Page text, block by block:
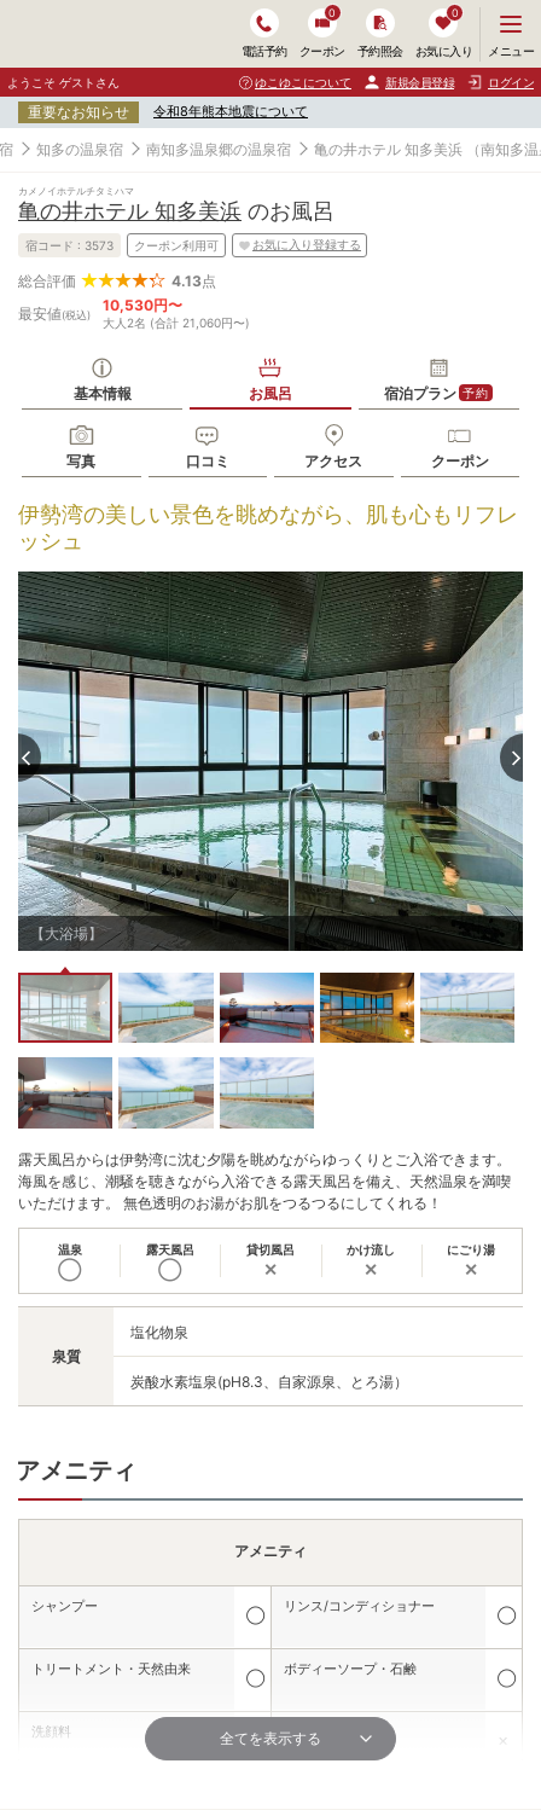
電話予約 クーポン
0
予約照会 お気に入り
0
ニ
ュ
ー
開
く
メニュー
ようこそ ゲストさん ゆこゆこについて 新規会員登録 ログイン
重要なお知らせ 令和8年熊本地震について
知多の温泉宿 南知多温泉郷の温泉宿 亀の井ホテル 知多美浜 （南知多
カメノイホテルチタミハマ
亀の井ホテル 知多美浜 のお風呂
宿コード : 3573 クーポン利用可 お気に入り登録する
総合評価 4.13点
最安値(税込)
10,530円〜
大人2名 (合計 21,060円〜)
基本情報 お風呂 宿泊プラン 予約
写真 口コミ アクセス クーポン
伊勢湾の美しい景色を眺めながら、肌も心もリフレ
ッシュ
【大浴場】
露天風呂からは伊勢湾に沈む夕陽を眺めながらゆっくりとご入浴できます。
海風を感じ、潮騒を聴きながら入浴できる露天風呂を備え、天然温泉を満喫
いただけます。 無色透明のお湯がお肌をつるつるにしてくれる！
温泉
◯
露天風呂
◯
貸切風呂
✕
かけ流し
✕
にごり湯
✕
泉質
塩化物泉
炭酸水素塩泉(pH8.3、自家源泉、とろ湯）
アメニティ
アメニティ
シャンプー
◯
リンス/コンディショナー
◯
トリートメント・天然由来
◯
ボディーソープ・石鹸
◯
洗顔料
✕
髭剃り
✕
全てを表示する